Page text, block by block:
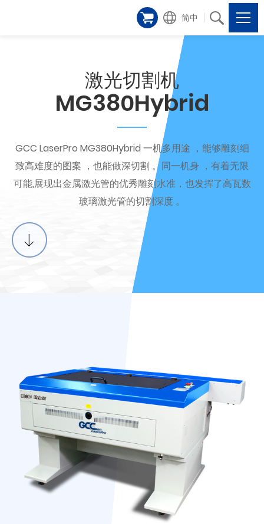
简中
激光切割机
MG380Hybrid
GCC LaserPro MG380Hybrid 一机多用途 ，能够雕刻细
致高难度的图案 ，也能做深切割 。同一机身 ，有着无限
可能,展现出金属激光管的优秀雕刻水准，也发挥了高瓦数
玻璃激光管的切割深度 。